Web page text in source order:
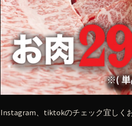
Instagram、tiktokのチェック宜しく